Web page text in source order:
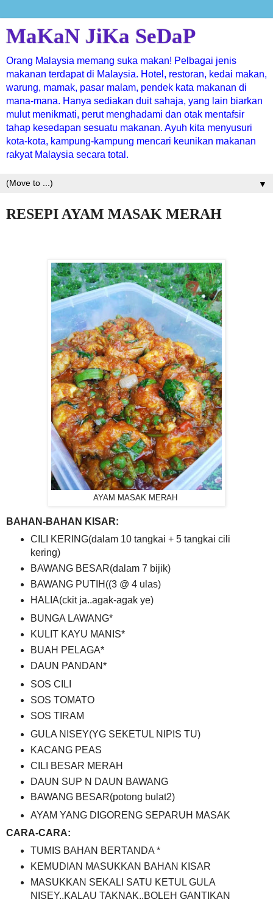
MaKaN JiKa SeDaP
Orang Malaysia memang suka makan! Pelbagai jenis
makanan terdapat di Malaysia. Hotel, restoran, kedai makan,
warung, mamak, pasar malam, pendek kata makanan di
mana-mana. Hanya sediakan duit sahaja, yang lain biarkan
mulut menikmati, perut menghadami dan otak mentafsir
tahap kesedapan sesuatu makanan. Ayuh kita menyusuri
kota-kota, kampung-kampung mencari keunikan makanan
rakyat Malaysia secara total.
▼
RESEPI AYAM MASAK MERAH
AYAM MASAK MERAH
BAHAN-BAHAN KISAR:
CILI KERING(dalam 10 tangkai + 5 tangkai cili
kering)
BAWANG BESAR(dalam 7 bijik)
BAWANG PUTIH((3 @ 4 ulas)
HALIA(ckit ja..agak-agak ye)
BUNGA LAWANG*
KULIT KAYU MANIS*
BUAH PELAGA*
DAUN PANDAN*
SOS CILI
SOS TOMATO
SOS TIRAM
GULA NISEY(YG SEKETUL NIPIS TU)
KACANG PEAS
CILI BESAR MERAH
DAUN SUP N DAUN BAWANG
BAWANG BESAR(potong bulat2)
AYAM YANG DIGORENG SEPARUH MASAK
CARA-CARA:
TUMIS BAHAN BERTANDA *
KEMUDIAN MASUKKAN BAHAN KISAR
MASUKKAN SEKALI SATU KETUL GULA
NISEY..KALAU TAKNAK..BOLEH GANTIKAN